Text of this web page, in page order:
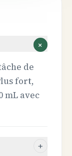
+
de
fort,
mL avec
+